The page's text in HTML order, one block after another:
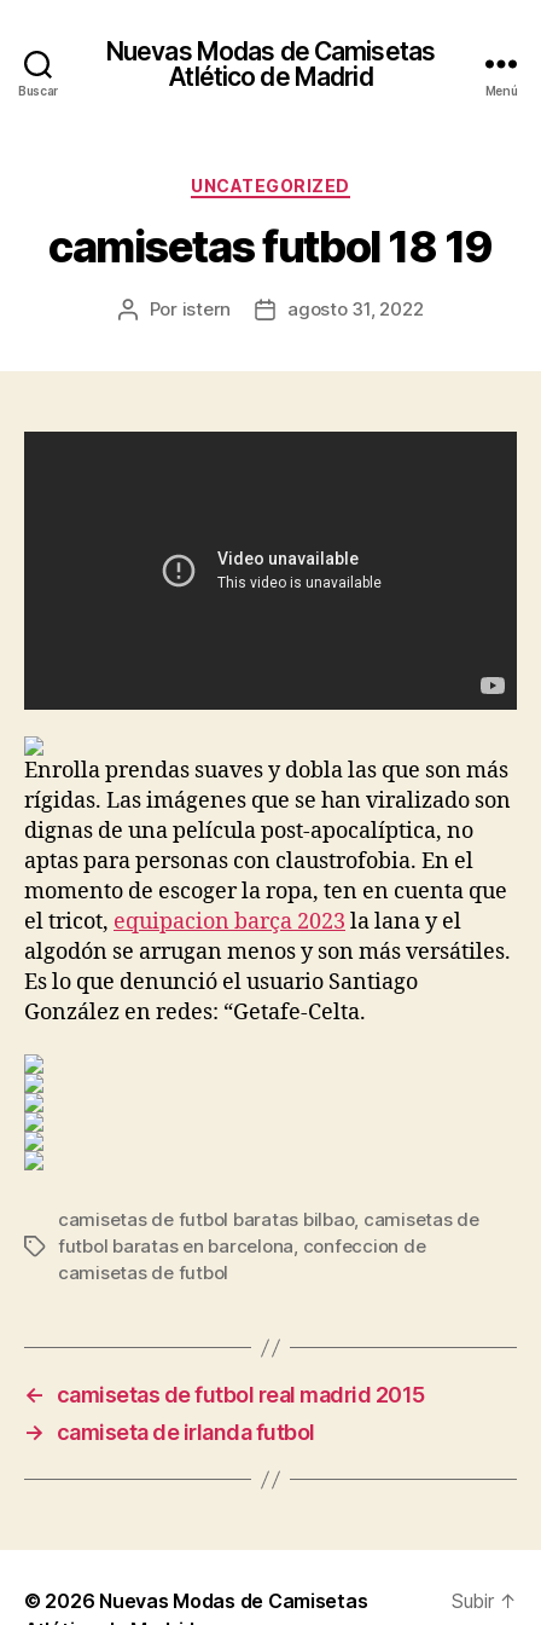
Buscar
Nuevas Modas de Camisetas
Atlético de Madrid
Menú
Categorías
UNCATEGORIZED
camisetas futbol 18 19
Autor
Por istern
Fechaagosto 31, 2022
Enrolla prendas suaves y dobla las que son más
rígidas. Las imágenes que se han viralizado son
dignas de una película post-apocalíptica, no
aptas para personas con claustrofobia. En el
momento de escoger la ropa, ten en cuenta que
el tricot, equipacion barça 2023 la lana y el
algodón se arrugan menos y son más versátiles.
Es lo que denunció el usuario Santiago
González en redes: “Getafe-Celta.
Etiquetas
camisetas de futbol baratas bilbao, camisetas de
futbol baratas en barcelona, confeccion de
camisetas de futbol
←
camisetas de futbol real madrid 2015
→
camiseta de irlanda futbol
© 2026 Nuevas Modas de Camisetas
Subir ↑